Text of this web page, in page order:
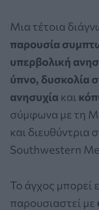
Μια τέτοια
παρουσία
υπερβολική
ύπνο, δυσκολία
ανησυχία και
σύμφωνα με τη
και
Southwestern
Το άγχος μπορεί
παρουσιαστεί με